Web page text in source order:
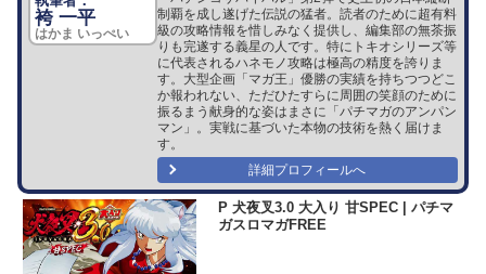
袴 一平
はかま いっぺい
制覇を成し遂げた伝説の猛者。読者のために超有料
級の攻略情報を惜しみなく提供し、編集部の無茶振
りも完遂する義星の人です。特にトキオシリーズ等
に代表されるハネモノ攻略は極高の精度を誇りま
す。大型企画「マガ王」優勝の実績を持ちつつどこ
か報われない、ただひたすらに周囲の笑顔のために
振るまう献身的な姿はまさに「パチマガのアンパン
マン」。実戦に基づいた本物の技術を熱く届けま
す。
詳細プロフィールへ
P 犬夜叉3.0 大入り 甘SPEC | パチマ
ガスロマガFREE